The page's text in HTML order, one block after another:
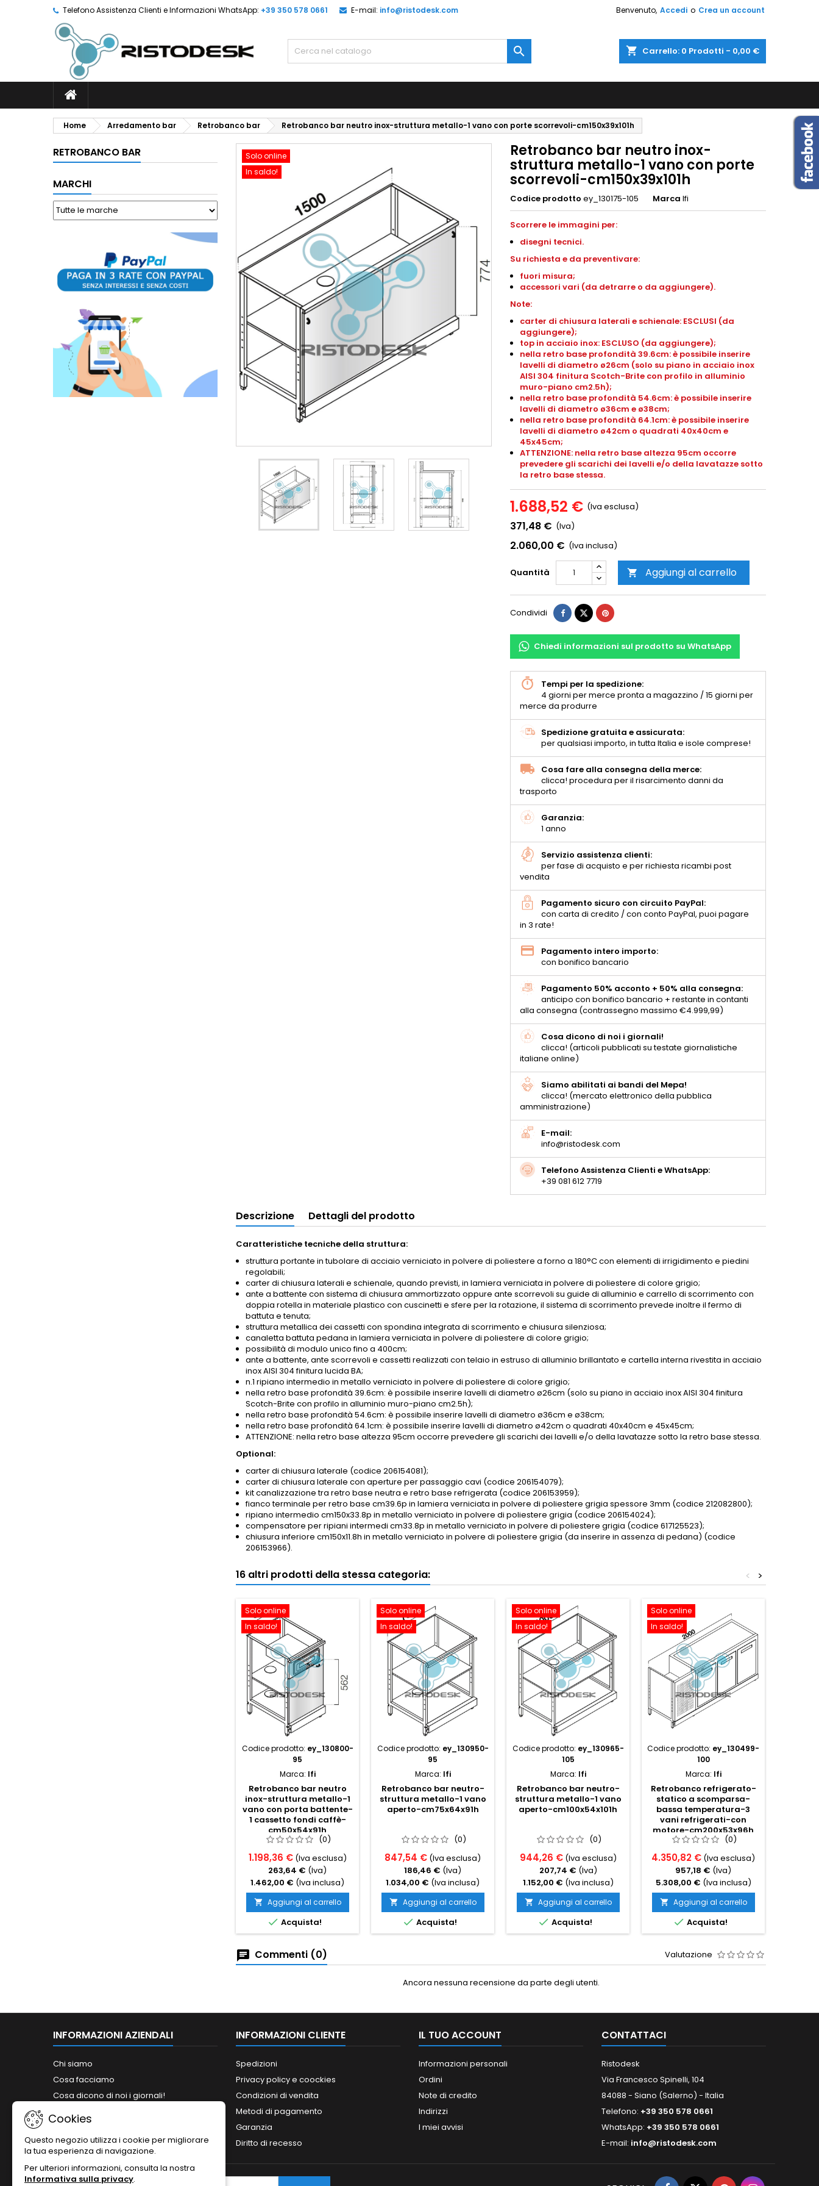
Telefono Assistenza Clienti e Informazioni WhatsApp: +39 350 578 0661 E-mail: info@ristodesk.com Benvenuto, Accedi o Crea un account
shopping_cart Carrello: 0 Prodotti - 0,00 €

Home Arredamento bar Retrobanco bar Retrobanco bar neutro inox-struttura metallo-1 vano con porte scorrevoli-cm150x39x101h
RETROBANCO BAR
MARCHI
Solo online
In saldo!
Retrobanco bar neutro inox-
struttura metallo-1 vano con porte
scorrevoli-cm150x39x101h
Codice prodotto ey_130175-105 Marca Ifi
Scorrere le immagini per:
disegni tecnici.
Su richiesta e da preventivare:
fuori misura;
accessori vari (da detrarre o da aggiungere).
Note:
carter di chiusura laterali e schienale: ESCLUSI (da
aggiungere);
top in acciaio inox: ESCLUSO (da aggiungere);
nella retro base profondità 39.6cm: è possibile inserire
lavelli di diametro ø26cm (solo su piano in acciaio inox
AISI 304 finitura Scotch-Brite con profilo in alluminio
muro-piano cm2.5h);
nella retro base profondità 54.6cm: è possibile inserire
lavelli di diametro ø36cm e ø38cm;
nella retro base profondità 64.1cm: è possibile inserire
lavelli di diametro ø42cm o quadrati 40x40cm e
45x45cm;
ATTENZIONE: nella retro base altezza 95cm occorre
prevedere gli scarichi dei lavelli e/o della lavatazze sotto
la retro base stessa.
1.688,52 € (Iva esclusa)
371,48 € (Iva)
2.060,00 € (Iva inclusa)
Quantità  Aggiungi al carrello
Condividi
Chiedi informazioni sul prodotto su WhatsApp
Tempi per la spedizione:
4 giorni per merce pronta a magazzino / 15 giorni per
merce da produrre
Spedizione gratuita e assicurata:
per qualsiasi importo, in tutta Italia e isole comprese!
Cosa fare alla consegna della merce:
clicca! procedura per il risarcimento danni da
trasporto
Garanzia:
1 anno
Servizio assistenza clienti:
per fase di acquisto e per richiesta ricambi post
vendita
Pagamento sicuro con circuito PayPal:
con carta di credito / con conto PayPal, puoi pagare
in 3 rate!
Pagamento intero importo:
con bonifico bancario
Pagamento 50% acconto + 50% alla consegna:
anticipo con bonifico bancario + restante in contanti
alla consegna (contrassegno massimo €4.999,99)
Cosa dicono di noi i giornali!
clicca! (articoli pubblicati su testate giornalistiche
italiane online)
Siamo abilitati ai bandi del Mepa!
clicca! (mercato elettronico della pubblica
amministrazione)
E-mail:
info@ristodesk.com
Telefono Assistenza Clienti e WhatsApp:
+39 081 612 7719
Descrizione Dettagli del prodotto
Caratteristiche tecniche della struttura:
struttura portante in tubolare di acciaio verniciato in polvere di poliestere a forno a 180°C con elementi di irrigidimento e piedini
regolabili;
carter di chiusura laterali e schienale, quando previsti, in lamiera verniciata in polvere di poliestere di colore grigio;
ante a battente con sistema di chiusura ammortizzato oppure ante scorrevoli su guide di alluminio e carrello di scorrimento con
doppia rotella in materiale plastico con cuscinetti e sfere per la rotazione, il sistema di scorrimento prevede inoltre il fermo di
battuta e tenuta;
struttura metallica dei cassetti con spondina integrata di scorrimento e chiusura silenziosa;
canaletta battuta pedana in lamiera verniciata in polvere di poliestere di colore grigio;
possibilità di modulo unico fino a 400cm;
ante a battente, ante scorrevoli e cassetti realizzati con telaio in estruso di alluminio brillantato e cartella interna rivestita in acciaio
inox AISI 304 finitura lucida BA;
n.1 ripiano intermedio in metallo verniciato in polvere di poliestere di colore grigio;
nella retro base profondità 39.6cm: è possibile inserire lavelli di diametro ø26cm (solo su piano in acciaio inox AISI 304 finitura
Scotch-Brite con profilo in alluminio muro-piano cm2.5h);
nella retro base profondità 54.6cm: è possibile inserire lavelli di diametro ø36cm e ø38cm;
nella retro base profondità 64.1cm: è possibile inserire lavelli di diametro ø42cm o quadrati 40x40cm e 45x45cm;
ATTENZIONE: nella retro base altezza 95cm occorre prevedere gli scarichi dei lavelli e/o della lavatazze sotto la retro base stessa.
Optional:
carter di chiusura laterale (codice 206154081);
carter di chiusura laterale con aperture per passaggio cavi (codice 206154079);
kit canalizzazione tra retro base neutra e retro base refrigerata (codice 206153959);
fianco terminale per retro base cm39.6p in lamiera verniciata in polvere di poliestere grigia spessore 3mm (codice 212082800);
ripiano intermedio cm150x33.8p in metallo verniciato in polvere di poliestere grigia (codice 206154024);
compensatore per ripiani intermedi cm33.8p in metallo verniciato in polvere di poliestere grigia (codice 617125523);
chiusura inferiore cm150x11.8h in metallo verniciato in polvere di poliestere grigia (da inserire in assenza di pedana) (codice
206153966).
16 altri prodotti della stessa categoria: >
<
Solo online
In saldo!
Codice prodotto: ey_130800-
95
Marca: Ifi
Retrobanco bar neutro
inox-struttura metallo-1
vano con porta battente-
1 cassetto fondi caffè-
cm50x54x91h
(0)
1.198,36 € (Iva esclusa)
263,64 € (Iva)
1.462,00 € (Iva inclusa)
 Aggiungi al carrello
 Acquista!
Solo online
In saldo!
Codice prodotto: ey_130950-
95
Marca: Ifi
Retrobanco bar neutro-
struttura metallo-1 vano
aperto-cm75x64x91h
(0)
847,54 € (Iva esclusa)
186,46 € (Iva)
1.034,00 € (Iva inclusa)
 Aggiungi al carrello
 Acquista!
Solo online
In saldo!
Codice prodotto: ey_130965-
105
Marca: Ifi
Retrobanco bar neutro-
struttura metallo-1 vano
aperto-cm100x54x101h
(0)
944,26 € (Iva esclusa)
207,74 € (Iva)
1.152,00 € (Iva inclusa)
 Aggiungi al carrello
 Acquista!
Solo online
In saldo!
Codice prodotto: ey_130499-
100
Marca: Ifi
Retrobanco refrigerato-
statico a scomparsa-
bassa temperatura-3
vani refrigerati-con
motore-cm200x53x96h
(0)
4.350,82 € (Iva esclusa)
957,18 € (Iva)
5.308,00 € (Iva inclusa)
 Aggiungi al carrello
 Acquista!
Commenti (0) Valutazione
Ancora nessuna recensione da parte degli utenti.
INFORMAZIONI AZIENDALI
Chi siamo
Cosa facciamo
Cosa dicono di noi i giornali!
Contattaci
INFORMAZIONI CLIENTE
Spedizioni
Privacy policy e coockies
Condizioni di vendita
Metodi di pagamento
Garanzia
Diritto di recesso
IL TUO ACCOUNT
Informazioni personali
Ordini
Note di credito
Indirizzi
I miei avvisi
CONTATTACI
Ristodesk
Via Francesco Spinelli, 104
84088 - Siano (Salerno) - Italia
Telefono: +39 350 578 0661
WhatsApp: +39 350 578 0661
E-mail: info@ristodesk.com
Cookies
Questo negozio utilizza i cookie per migliorare
la tua esperienza di navigazione.
Per ulteriori informazioni, consulta la nostra
Informativa sulla privacy.